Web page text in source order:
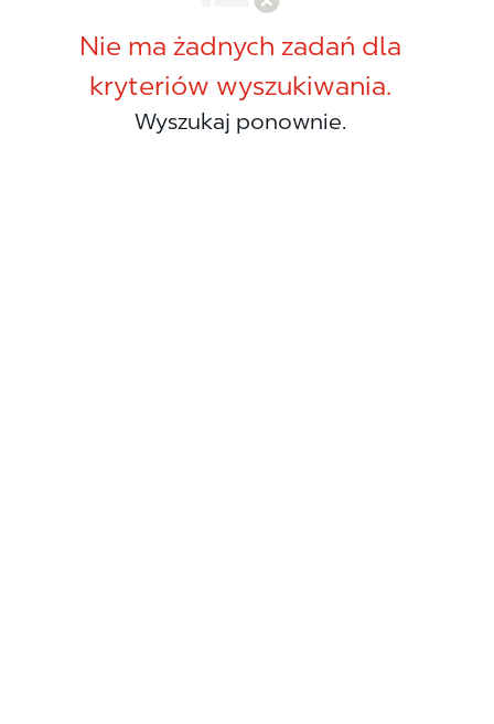
Nie ma żadnych zadań dla
kryteriów wyszukiwania.
Wyszukaj ponownie.